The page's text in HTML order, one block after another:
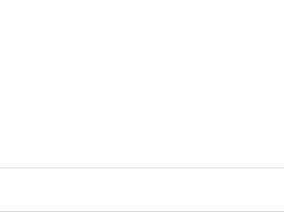
виде товара основывается на последних